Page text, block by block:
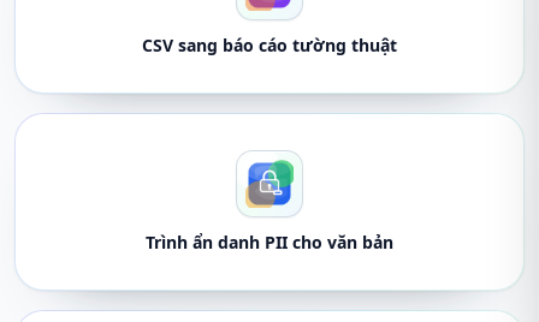
CSV sang báo cáo tường thuật
Trình ẩn danh PII cho văn bản